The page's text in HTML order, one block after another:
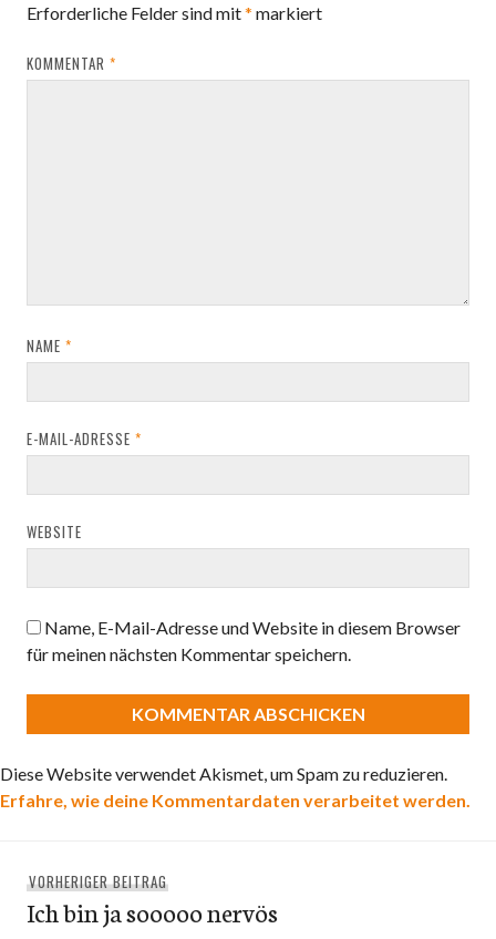
Erforderliche Felder sind mit* markiert
KOMMENTAR *
NAME *
E-MAIL-ADRESSE *
WEBSITE
Name, E-Mail-Adresse und Website in diesem Browser
für meinen nächsten Kommentar speichern.
Diese Website verwendet Akismet, um Spam zu reduzieren.
Erfahre, wie deine Kommentardaten verarbeitet werden.
VORHERIGER BEITRAGVorheriger
Beitrag:
Ich bin ja sooooo nervös